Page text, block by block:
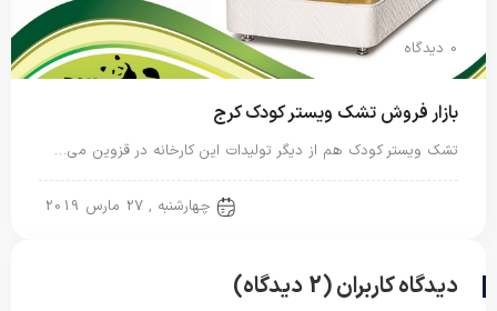
0 دیدگاه
بازار فروش تشک ویستر کودک کرج
تشک ویستر کودک هم از دیگر تولیدات این کارخانه در قزوین می…
چهارشنبه , 27 مارس 2019
دیدگاه کاربران (2 دیدگاه)